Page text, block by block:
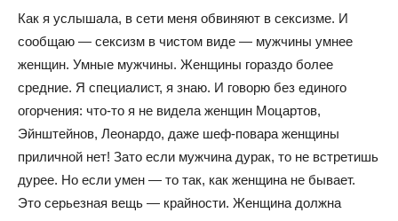
Как я услышала, в сети меня обвиняют в сексизме. И
сообщаю — сексизм в чистом виде — мужчины умнее
женщин. Умные мужчины. Женщины гораздо более
средние. Я специалист, я знаю. И говорю без единого
огорчения: что-то я не видела женщин Моцартов,
Эйнштейнов, Леонардо, даже шеф-повара женщины
приличной нет! Зато если мужчина дурак, то не встретишь
дурее. Но если умен — то так, как женщина не бывает.
Это серьезная вещь — крайности. Женщина должна